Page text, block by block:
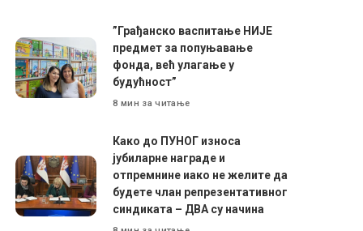
”Грађанско васпитање НИЈЕ
предмет за попуњавање
фонда, већ улагање у
будућност”
8 мин за читање
Како до ПУНОГ износа
јубиларне награде и
отпремнине иако не желите да
будете члан репрезентативног
синдиката – ДВА су начина